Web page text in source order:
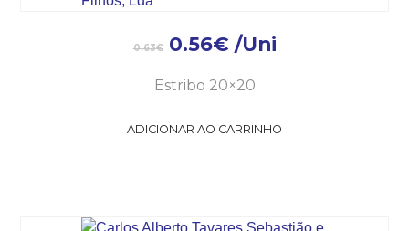
0.63€ 0.56€ /Uni
Estribo 20×20
ADICIONAR AO CARRINHO